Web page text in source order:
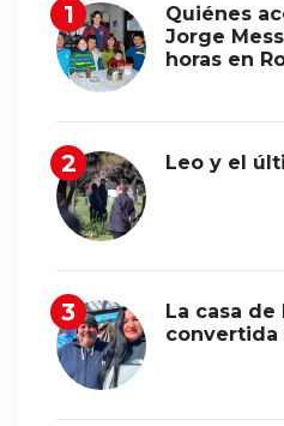
Quiénes
Jorge
horas en
Leo y el
La casa de
convertida